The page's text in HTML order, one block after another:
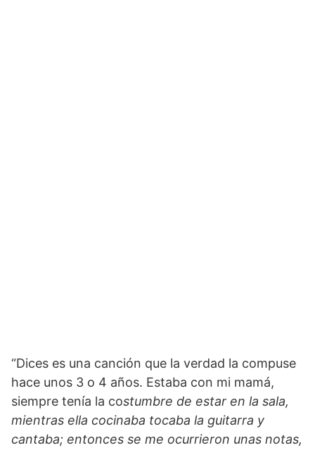
“Dices es una canción que la verdad la compuse
hace unos 3 o 4 años. Estaba con mi mamá,
siempre tenía la costumbre de estar en la sala,
mientras ella cocinaba tocaba la guitarra y
cantaba; entonces se me ocurrieron unas notas,